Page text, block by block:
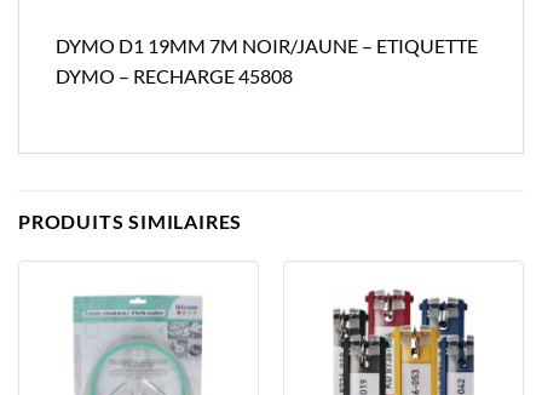
DYMO D1 19MM 7M NOIR/JAUNE – ETIQUETTE
DYMO – RECHARGE 45808
PRODUITS SIMILAIRES